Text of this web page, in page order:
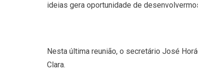
ideias gera oportunidade de
Nesta última reunião, o secretário José
Clara.